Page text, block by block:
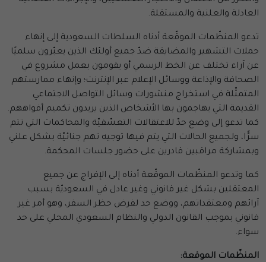
العادلة والعلنية والمستقلة.
تدعو المنظّمات الموقّعة أدناه السلطات السعودية إلى إنهاء
حملات التشهير والمضايقة ضدّ جميع أولئك الذين يعبّرون سلميًا
عن آراء تختلف عن الخط الرسمي أو يقومون بعمل مشروع في
الصحافة والإذاعة ووسائل الإعلام عبر الإنترنت؛ وإنهاء ممارستهم
المتمثّلة في استخراج منشورات وسائل التواصل الاجتماعي
القديمة التي يهاجمون بها الأشخاص الذين يريدون تكميم أفواههم.
كما تدعو إلى وضع حدّ للاعتقالات التعسّفيّة والمحاكمات التي تتم
سرًّا، ولجميع الحالات التي يتم فيها توجيه تهم جنائيّة بشكل علني
وبمشاركة مراقبين قادرين على حضور جلسات المحكمة.
كما وتدعو المنظّمات الموقّعة أدناه إلى الإفراج عن جميع
المعتقلين بشكل غير قانوني وغير عادل في السعوديّة بسبب
آرائهم ومعتقداتهم، ووضع حد لفرض حظر السفر، وهو أمر غير
قانوني بموجب القانون الدولي والنظام السعودي المحلي على حد
سواء.
المنظّمات الموقعة: